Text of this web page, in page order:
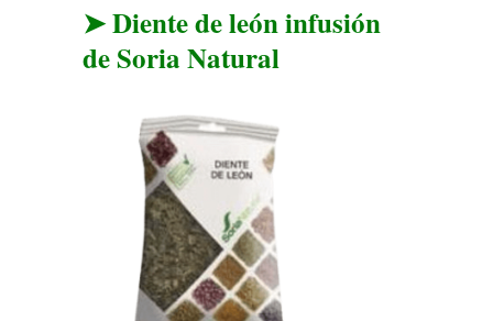
➤ Diente de león infusión
de Soria Natural